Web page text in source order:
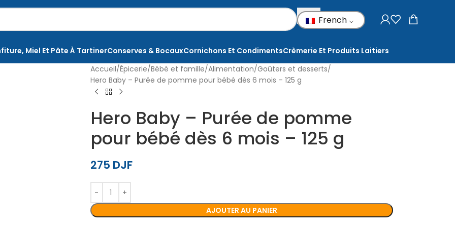
French
Miel Et Pâte À TartinerConserves & BocauxCornichons Et CondimentsCrèmerie Et Produits Laitiers
Accueil Épicerie Bébé et famille Alimentation Goûters et desserts
Hero Baby – Purée de pomme pour bébé dès 6 mois – 125 g
Hero Baby – Purée de pomme
pour bébé dès 6 mois – 125 g
275 DJF
AJOUTER AU PANIER